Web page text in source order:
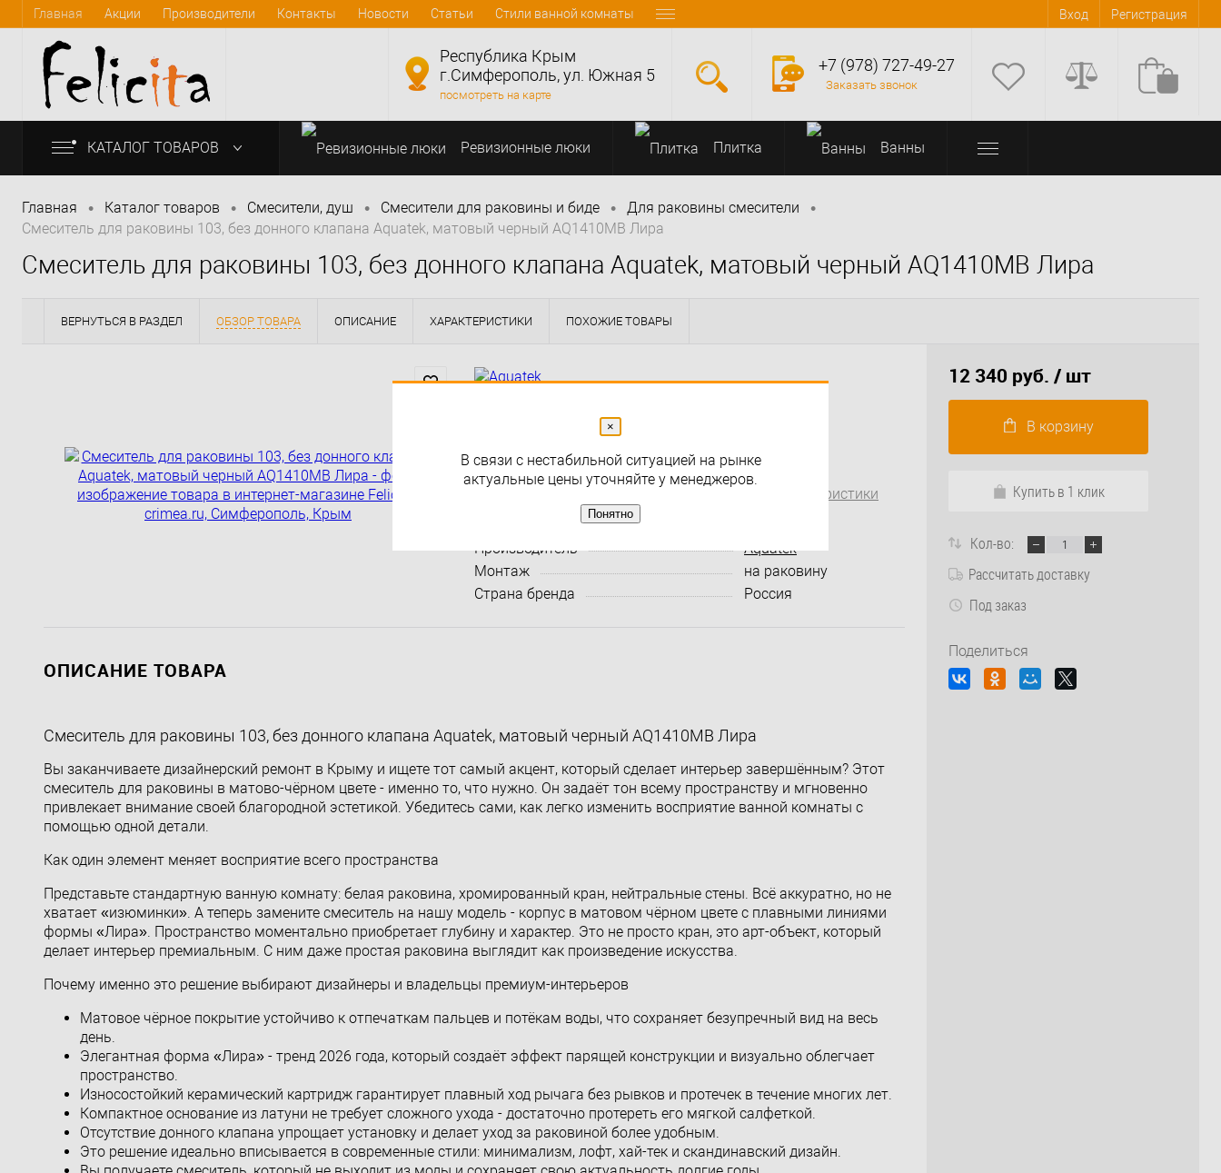
Главная Акции Производители Контакты Новости Статьи Стили ванной комнаты Вход Регистрация
info@felicita-crimea.ru
Республика Крым
г.Симферополь, ул. Южная 5
посмотреть на карте
+7 (978) 727-49-27
Заказать звонок
КАТАЛОГ ТОВАРОВ Ревизионные люки Плитка Bанны
Главная • Каталог товаров • Смесители, душ • Смесители для раковины и биде • Для раковины смесители •
Смеситель для раковины 103, без донного клапана Aquatek, матовый черный AQ1410MB Лира
Смеситель для раковины 103, без донного клапана Aquatek, матовый черный AQ1410MB Лира
ВЕРНУТЬСЯ В РАЗДЕЛ ОБЗОР ТОВАРА ОПИСАНИЕ ХАРАКТЕРИСТИКИ ПОХОЖИЕ ТОВАРЫ
Все характеристики
Производитель
Aquatek
Монтаж
на раковину
Страна бренда
Россия
ОПИСАНИЕ ТОВАРА
Смеситель для раковины 103, без донного клапана Aquatek, матовый черный AQ1410MB Лира
Вы заканчиваете дизайнерский ремонт в Крыму и ищете тот самый акцент, который сделает интерьер завершённым? Этот
смеситель для раковины в матово-чёрном цвете - именно то, что нужно. Он задаёт тон всему пространству и мгновенно
привлекает внимание своей благородной эстетикой. Убедитесь сами, как легко изменить восприятие ванной комнаты с
помощью одной детали.
Как один элемент меняет восприятие всего пространства
Представьте стандартную ванную комнату: белая раковина, хромированный кран, нейтральные стены. Всё аккуратно, но не
хватает «изюминки». А теперь замените смеситель на нашу модель - корпус в матовом чёрном цвете с плавными линиями
формы «Лира». Пространство моментально приобретает глубину и характер. Это не просто кран, это арт-объект, который
делает интерьер премиальным. С ним даже простая раковина выглядит как произведение искусства.
Почему именно это решение выбирают дизайнеры и владельцы премиум-интерьеров
Матовое чёрное покрытие устойчиво к отпечаткам пальцев и потёкам воды, что сохраняет безупречный вид на весь
день.
Элегантная форма «Лира» - тренд 2026 года, который создаёт эффект парящей конструкции и визуально облегчает
пространство.
Износостойкий керамический картридж гарантирует плавный ход рычага без рывков и протечек в течение многих лет.
Компактное основание из латуни не требует сложного ухода - достаточно протереть его мягкой салфеткой.
Отсутствие донного клапана упрощает установку и делает уход за раковиной более удобным.
Это решение идеально вписывается в современные стили: минимализм, лофт, хай-тек и скандинавский дизайн.
12 340 руб. / шт
В корзину
Купить в 1 клик
Кол-во:
Рассчитать доставку
Под заказ
Поделиться
×
В связи с нестабильной ситуацией на рынке
актуальные цены уточняйте у менеджеров.
Понятно